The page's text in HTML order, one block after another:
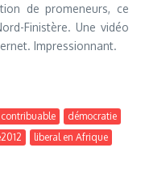
de promeneurs, ce
Finistère. Une vidéo
Impressionnant.
contribuable
démocratie
liberal en Afrique